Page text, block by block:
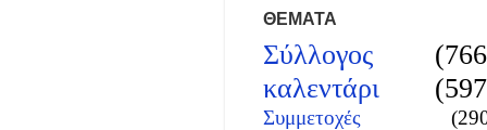
ΘΕΜΑΤΑ
Σύλλογος
καλεντάρι
Συμμετοχές